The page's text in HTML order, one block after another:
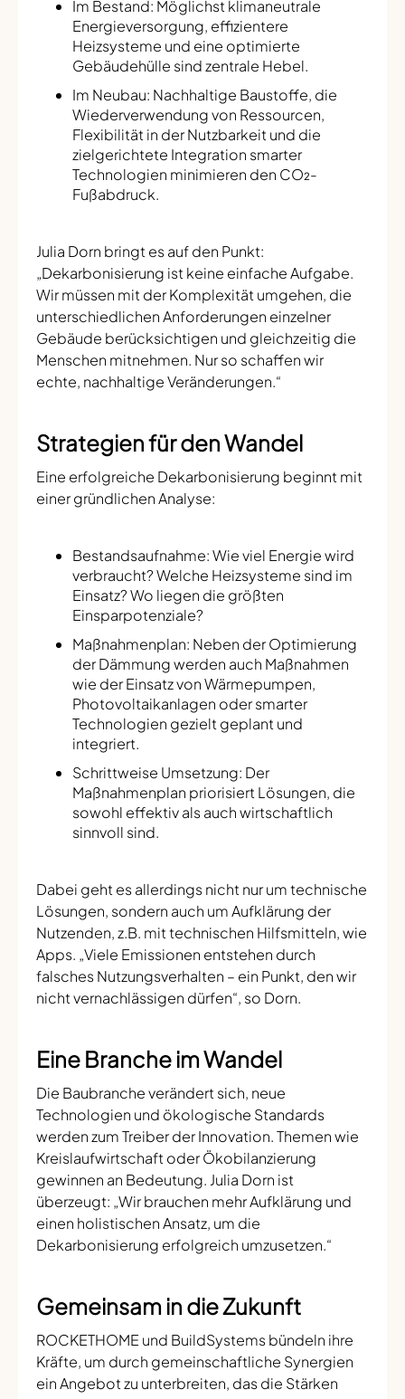
Im Bestand: Möglichst klimaneutrale
Energieversorgung, effizientere
Heizsysteme und eine optimierte
Gebäudehülle sind zentrale Hebel.
Im Neubau: Nachhaltige Baustoffe, die
Wiederverwendung von Ressourcen,
Flexibilität in der Nutzbarkeit und die
zielgerichtete Integration smarter
Technologien minimieren den CO₂-
Fußabdruck.
Julia Dorn bringt es auf den Punkt:
„Dekarbonisierung ist keine einfache Aufgabe.
Wir müssen mit der Komplexität umgehen, die
unterschiedlichen Anforderungen einzelner
Gebäude berücksichtigen und gleichzeitig die
Menschen mitnehmen. Nur so schaffen wir
echte, nachhaltige Veränderungen.“
Strategien für den Wandel
Eine erfolgreiche Dekarbonisierung beginnt mit
einer gründlichen Analyse:
Bestandsaufnahme: Wie viel Energie wird
verbraucht? Welche Heizsysteme sind im
Einsatz? Wo liegen die größten
Einsparpotenziale?
Maßnahmenplan: Neben der Optimierung
der Dämmung werden auch Maßnahmen
wie der Einsatz von Wärmepumpen,
Photovoltaikanlagen oder smarter
Technologien gezielt geplant und
integriert.
Schrittweise Umsetzung: Der
Maßnahmenplan priorisiert Lösungen, die
sowohl effektiv als auch wirtschaftlich
sinnvoll sind.
Dabei geht es allerdings nicht nur um technische
Lösungen, sondern auch um Aufklärung der
Nutzenden, z.B. mit technischen Hilfsmitteln, wie
Apps. „Viele Emissionen entstehen durch
falsches Nutzungsverhalten – ein Punkt, den wir
nicht vernachlässigen dürfen“, so Dorn.
Eine Branche im Wandel
Die Baubranche verändert sich, neue
Technologien und ökologische Standards
werden zum Treiber der Innovation. Themen wie
Kreislaufwirtschaft oder Ökobilanzierung
gewinnen an Bedeutung. Julia Dorn ist
überzeugt: „Wir brauchen mehr Aufklärung und
einen holistischen Ansatz, um die
Dekarbonisierung erfolgreich umzusetzen.“
Gemeinsam in die Zukunft
ROCKETHOME und BuildSystems bündeln ihre
Kräfte, um durch gemeinschaftliche Synergien
ein Angebot zu unterbreiten, das die Stärken